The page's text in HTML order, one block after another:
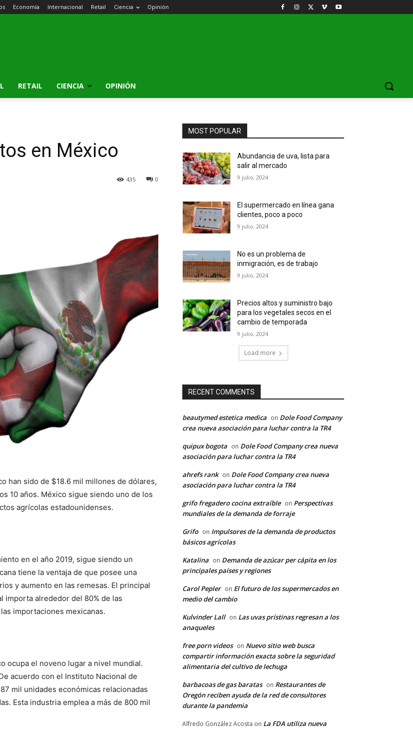
Economía Internacional Retail Ciencia Opinión
RETAIL CIENCIA OPINIÓN
en México
0
435
han sido de $18.6 mil millones de dólares,
10 años. México sigue siendo uno de los
agrícolas estadounidenses.
en el año 2019, sigue siendo un
tiene la ventaja de que posee una
y aumento en las remesas. El principal
importa alrededor del 80% de las
importaciones mexicanas.
ocupa el noveno lugar a nivel mundial.
acuerdo con el Instituto Nacional de
mil unidades económicas relacionadas
Esta industria emplea a más de 800 mil
MOST POPULAR
Abundancia de uva, lista para
salir al mercado
9 julio, 2024
El supermercado en línea gana
clientes, poco a poco
9 julio, 2024
No es un problema de
inmigración, es de trabajo
9 julio, 2024
Precios altos y suministro bajo
para los vegetales secos en el
cambio de temporada
9 julio, 2024
Load more
RECENT COMMENTS
beautymed estetica medica on Dole Food Company
crea nueva asociación para luchar contra la TR4
quipux bogota on Dole Food Company crea nueva
asociación para luchar contra la TR4
ahrefs rank on Dole Food Company crea nueva
asociación para luchar contra la TR4
grifo fregadero cocina extraíble on Perspectivas
mundiales de la demanda de forraje
Grifo on Impulsores de la demanda de productos
básicos agrícolas
Katalina on Demanda de azúcar per cápita en los
principales países y regiones
Carol Pepler on El futuro de los supermercados en
medio del cambio
Kulvinder Lall on Las uvas prístinas regresan a los
anaqueles
free porn videos on Nuevo sitio web busca
compartir información exacta sobre la seguridad
alimentaria del cultivo de lechuga
barbacoas de gas baratas on Restaurantes de
Oregón reciben ayuda de la red de consultores
durante la pandemia
Alfredo González Acosta on La FDA utiliza nueva